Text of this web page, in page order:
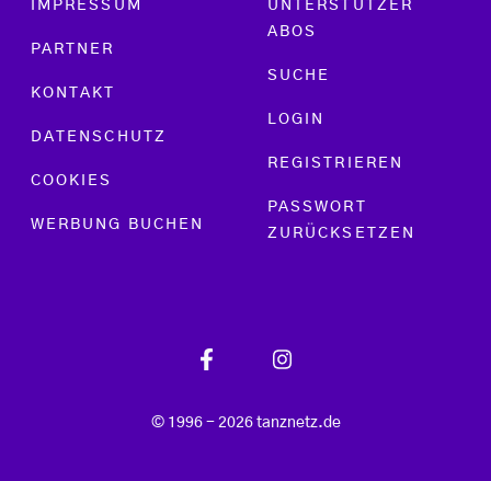
IMPRESSUM
PARTNER
KONTAKT
DATENSCHUTZ
COOKIES
WERBUNG BUCHEN
UNTERSTÜTZER
ABOS
SUCHE
LOGIN
REGISTRIEREN
PASSWORT
ZURÜCKSETZEN
© 1996 - 2026 tanznetz.de